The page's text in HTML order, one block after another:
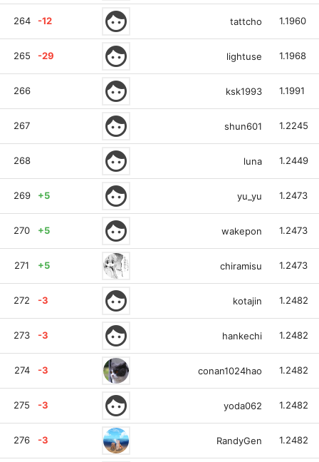
264 -12 face tattcho 1.1960
265 -29 face lightuse 1.1968
266 face ksk1993 1.1991
267 face shun601 1.2245
268 face luna 1.2449
269 +5 face yu_yu 1.2473
270 +5 face wakepon 1.2473
271 +5 chiramisu 1.2473
272 -3 face kotajin 1.2482
273 -3 face hankechi 1.2482
274 -3 conan1024hao 1.2482
275 -3 face yoda062 1.2482
276 -3 RandyGen 1.2482